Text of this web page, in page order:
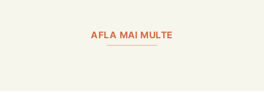
AFLA MAI MULTE